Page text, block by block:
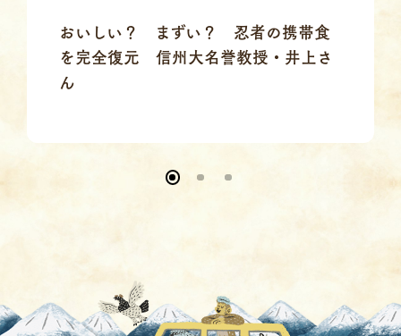
おいしい？ まずい？ 忍者の携帯食
を完全復元 信州大名誉教授・井上さ
ん